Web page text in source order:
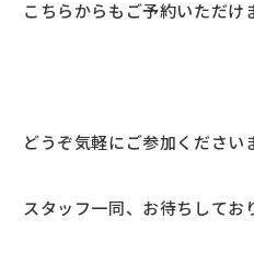
こちらからもご予約いただけ
どうぞ気軽にご参加ください
スタッフ一同、お待ちしてお